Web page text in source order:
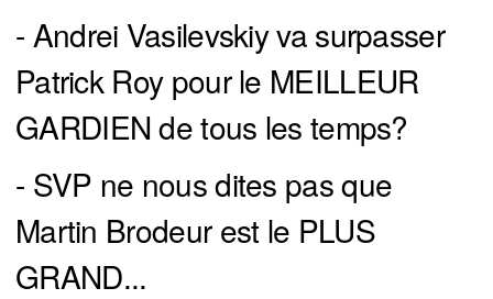
- Andrei Vasilevskiy va surpasser
Patrick Roy pour le MEILLEUR
GARDIEN de tous les temps?
- SVP ne nous dites pas que
Martin Brodeur est le PLUS
GRAND...